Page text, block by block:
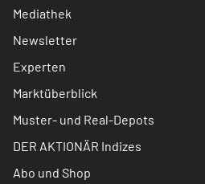
Mediathek
Newsletter
Experten
Marktüberblick
Muster- und Real-Depots
DER AKTIONÄR Indizes
Abo und Shop